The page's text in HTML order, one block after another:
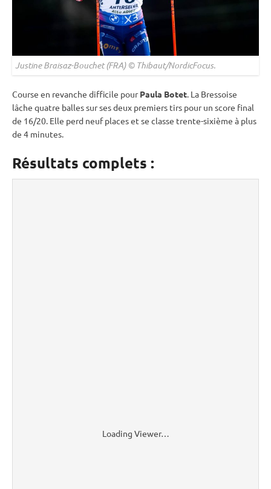
Justine Braisaz-Bouchet (FRA) © Thibaut/NordicFocus.
Course en revanche difficile pourPaula Botet . La Bressoise
lâche quatre balles sur ses deux premiers tirs pour un score final
de 16/20. Elle perd neuf places et se classe trente-sixième à plus
de 4 minutes.
Résultats complets :
Loading Viewer…